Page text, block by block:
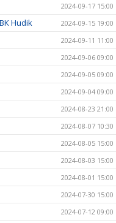
2024-09-17 15:00
Hudik 2024-09-15 19:00
2024-09-11 11:00
2024-09-06 09:00
2024-09-05 09:00
2024-09-04 09:00
2024-08-23 21:00
2024-08-07 10:30
2024-08-05 15:00
2024-08-03 15:00
2024-08-01 15:00
2024-07-30 15:00
2024-07-12 09:00